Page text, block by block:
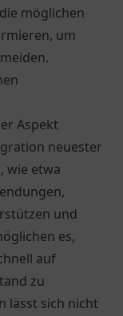
möglichen
um
Aspekt
neuester
wie etwa
und
es,
auf
zu
lässt sich nicht